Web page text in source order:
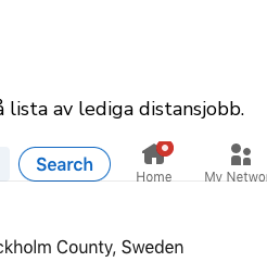
av lediga distansjobb.